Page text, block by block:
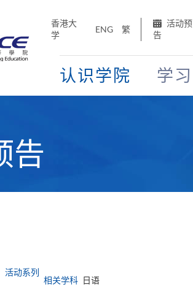
香港大
学
ENG 繁
活动预
告
认识学院 学习
告
活动系列
相关学科
日语